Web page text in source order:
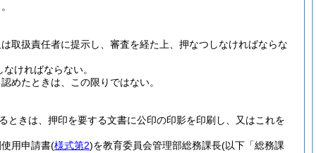
取扱責任者に提示し、審査を経た上、押なつしなければならな
ければならない。
めたときは、この限りではない。
ときは、押印を要する文書に公印の印影を印刷し、又はこれを
用申請書(様式第2)を教育委員会管理部総務課長(以下「総務課